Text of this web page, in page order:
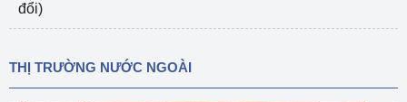
đổi)
THỊ TRƯỜNG NƯỚC NGOÀI